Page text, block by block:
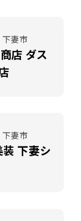
下妻市
店 ダス
下妻市
下妻シ